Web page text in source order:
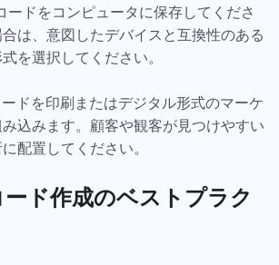
ードをコンピュータに保存してくださ
は、意図したデバイスと互換性のある
を選択してください。
ードを印刷またはデジタル形式のマーケ
込みます。顧客や観客が見つけやすい
配置してください。
ド作成のベストプラク